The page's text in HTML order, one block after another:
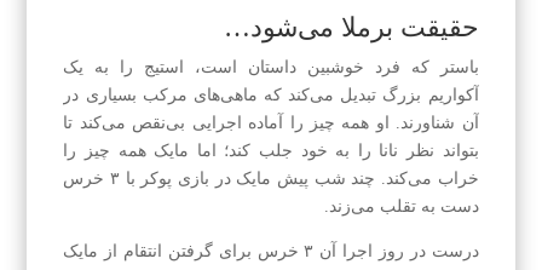
حقیقت برملا می‌شود…
باستر که فرد خوشبین داستان است، استیج را به یک
آکواریم بزرگ تبدیل می‌کند که ماهی‌های مرکب بسیاری در
آن شناورند. او همه چیز را آماده اجرایی بی‌نقص می‌کند تا
بتواند نظر نانا را به خود جلب کند؛ اما مایک همه چیز را
خراب می‌کند. چند شب پیش مایک در بازی پوکر با ۳ خرس
دست به تقلب می‌زند.
درست در روز اجرا آن ۳ خرس برای گرفتن انتقام از مایک